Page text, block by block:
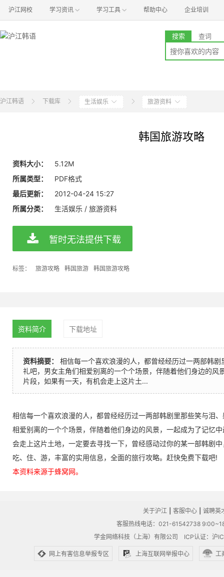
沪江网校 学习资讯 学习工具 帮助中心 企业培训
搜索 查词
沪江韩语 下载库 生活娱乐 旅游资料
韩国旅游攻略
资料大小：
5.12M
所属类型：
PDF格式
最后更新：
2012-04-24 15:27
所属分类：
生活娱乐 / 旅游资料
暂时无法提供下载
标签： 旅游攻略 韩国旅游 韩国旅游攻略
资料简介 下载地址
资料摘要：
相信每一个喜欢浪漫的人，都曾经经历过一两部韩
礼吧，男女主角们相爱别离的一个个场景，伴随着他们身边的风
片段，如果有一天，有机会走上这片土...
相信每一个喜欢浪漫的人，都曾经经历过一两部韩剧里那些笑与泪
相爱别离的一个个场景，伴随着他们身边的风景，一起成为了记忆
会走上这片土地，一定要去寻找一下，曾经感动过你的某一部韩剧
吃、住、游，丰富的实用信息，全面的旅行攻略。赶快免费下载吧!
本资料来源于蜂窝网。
关于沪江 客服中心
诚聘英
客服热线电话：021-61542738
学金网络科技（上海）有限公司 ICP认证：沪
网上有害信息举报专区 上海互联网举报中心 工